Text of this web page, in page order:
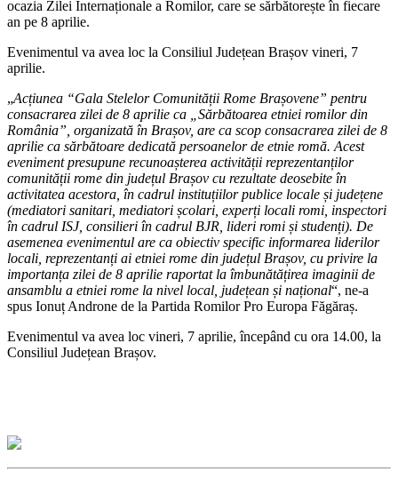
ocazia Zilei Internaționale a Romilor, care se sărbătorește în fiecare
an pe 8 aprilie.
Evenimentul va avea loc la Consiliul Județean Brașov vineri, 7
aprilie.
„Acțiunea “Gala Stelelor Comunității Rome Brașovene” pentru
consacrarea zilei de 8 aprilie ca „Sărbătoarea etniei romilor din
România”, organizată în Brașov, are ca scop consacrarea zilei de 8
aprilie ca sărbătoare dedicată persoanelor de etnie romă. Acest
eveniment presupune recunoașterea activității reprezentanților
comunității rome din județul Brașov cu rezultate deosebite în
activitatea acestora, în cadrul instituțiilor publice locale și județene
(mediatori sanitari, mediatori școlari, experți locali romi, inspectori
în cadrul ISJ, consilieri în cadrul BJR, lideri romi și studenți). De
asemenea evenimentul are ca obiectiv specific informarea liderilor
locali, reprezentanți ai etniei rome din județul Brașov, cu privire la
importanța zilei de 8 aprilie raportat la îmbunătățirea imaginii de
ansamblu a etniei rome la nivel local, județean și național“, ne-a
spus Ionuț Androne de la Partida Romilor Pro Europa Făgăraș.
Evenimentul va avea loc vineri, 7 aprilie, începând cu ora 14.00, la
Consiliul Județean Brașov.